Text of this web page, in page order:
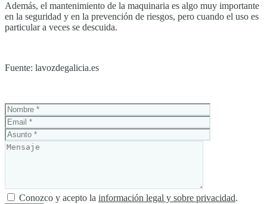
Además, el mantenimiento de la maquinaria es algo muy importante
en la seguridad y en la prevención de riesgos, pero cuando el uso es
particular a veces se descuida.
Fuente: lavozdegalicia.es
Conozco y acepto la información legal y sobre privacidad.